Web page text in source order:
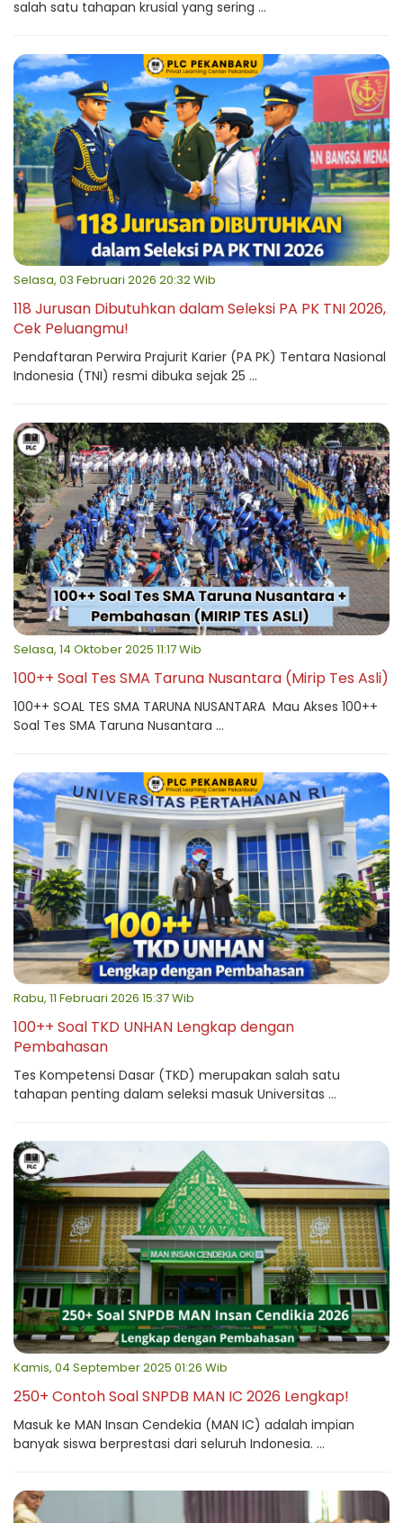
salah satu tahapan krusial yang sering ...
Selasa, 03 Februari 2026 20:32 Wib
118 Jurusan Dibutuhkan dalam Seleksi PA PK TNI 2026,
Cek Peluangmu!
Pendaftaran Perwira Prajurit Karier (PA PK) Tentara Nasional
Indonesia (TNI) resmi dibuka sejak 25 ...
Selasa, 14 Oktober 2025 11:17 Wib
100++ Soal Tes SMA Taruna Nusantara (Mirip Tes Asli)
100++ SOAL TES SMA TARUNA NUSANTARA Mau Akses 100++
Soal Tes SMA Taruna Nusantara ...
Rabu, 11 Februari 2026 15:37 Wib
100++ Soal TKD UNHAN Lengkap dengan
Pembahasan
Tes Kompetensi Dasar (TKD) merupakan salah satu
tahapan penting dalam seleksi masuk Universitas ...
Kamis, 04 September 2025 01:26 Wib
250+ Contoh Soal SNPDB MAN IC 2026 Lengkap!
Masuk ke MAN Insan Cendekia (MAN IC) adalah impian
banyak siswa berprestasi dari seluruh Indonesia. ...